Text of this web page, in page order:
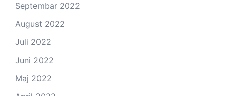
Septembar 2022
August 2022
Juli 2022
Juni 2022
Maj 2022